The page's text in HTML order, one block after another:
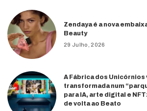
Zendaya é a nova
Beauty
29 Julho, 2026
A Fábrica dos Unicórnios
transformada num
para IA, arte digital e
de volta ao Beato